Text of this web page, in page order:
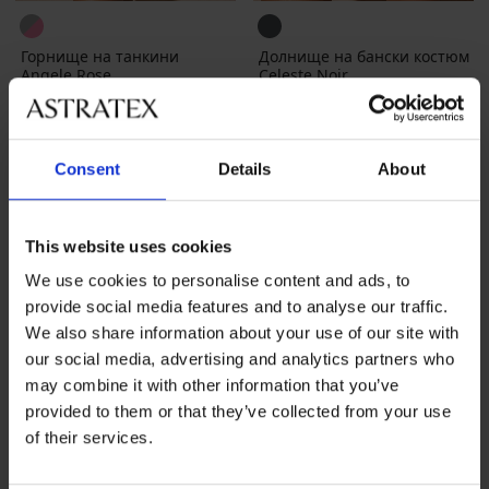
Consent Details About
This website uses cookies
We use cookies to personalise content and ads, to
provide social media features and to analyse our traffic.
We also share information about your use of our site with
our social media, advertising and analytics partners who
may combine it with other information that you’ve
provided to them or that they’ve collected from your use
of their services.
Горнище на танкини
Angele Rose
Намаление
25,80 €(50,46 лв.)
(168,98 лв.)
Долнище на бански костюм
Celeste Noir
(51,61 лв.)
32,99 €